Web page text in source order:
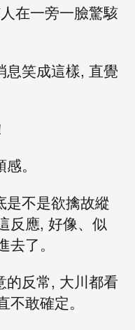
在一旁一臉驚駭
息笑成這樣, 直覺
。
是不是欲擒故縱
反應, 好像、似
了。
的反常, 大川都看
敢確定。